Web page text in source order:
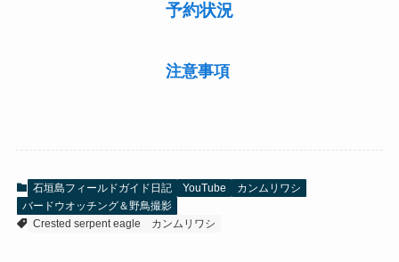
予約状況
注意事項
石垣島フィールドガイド日記 YouTube
カンムリワシ
バードウオッチング＆野鳥撮影
Crested serpent eagle
カンムリワシ